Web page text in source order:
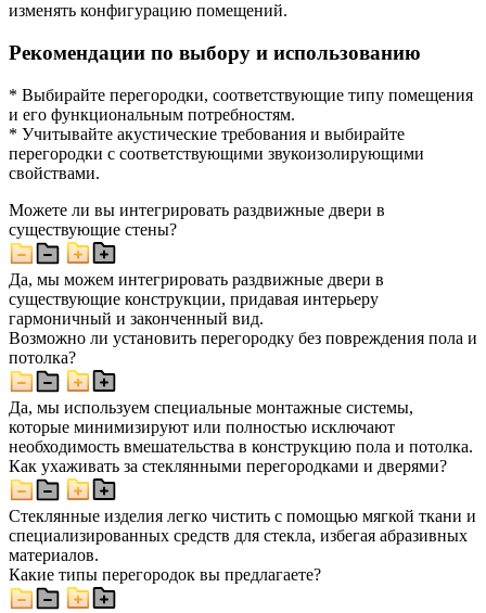
изменять конфигурацию помещений.
Рекомендации по выбору и использованию
* Выбирайте перегородки, соответствующие типу помещения
и его функциональным потребностям.
* Учитывайте акустические требования и выбирайте
перегородки с соответствующими звукоизолирующими
свойствами.
Можете ли вы интегрировать раздвижные двери в
существующие стены?
Да, мы можем интегрировать раздвижные двери в
существующие конструкции, придавая интерьеру
гармоничный и законченный вид.
Возможно ли установить перегородку без повреждения пола и
потолка?
Да, мы используем специальные монтажные системы,
которые минимизируют или полностью исключают
необходимость вмешательства в конструкцию пола и потолка.
Как ухаживать за стеклянными перегородками и дверями?
Стеклянные изделия легко чистить с помощью мягкой ткани и
специализированных средств для стекла, избегая абразивных
материалов.
Какие типы перегородок вы предлагаете?